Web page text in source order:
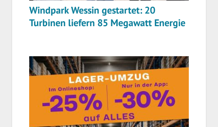
Windpark Wessin gestartet: 20
Turbinen liefern 85 Megawatt Energie